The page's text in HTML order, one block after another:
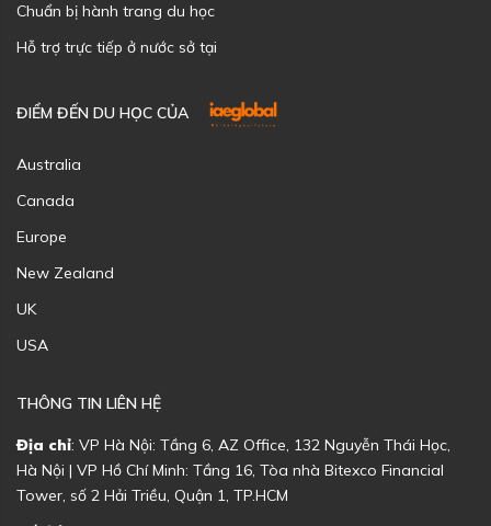
Chuẩn bị hành trang du học
Hỗ trợ trực tiếp ở nước sở tại
ĐIỂM ĐẾN DU HỌC CỦA
Australia
Canada
Europe
New Zealand
UK
USA
THÔNG TIN LIÊN HỆ
Địa chỉ: VP Hà Nội: Tầng 6, AZ Office, 132 Nguyễn Thái Học,
Hà Nội | VP Hồ Chí Minh: Tầng 16, Tòa nhà Bitexco Financial
Tower, số 2 Hải Triều, Quận 1, TP.HCM